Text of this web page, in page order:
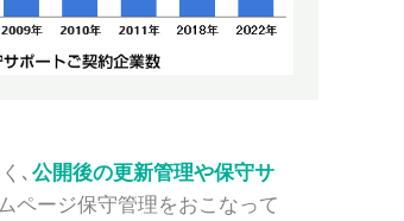
､公開後の更新管理や保守サ
ページ保守管理をおこなって